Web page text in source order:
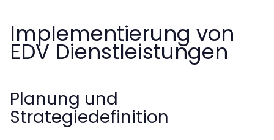
Implementierung von
EDV Dienstleistungen
Planung und
Strategiedefinition